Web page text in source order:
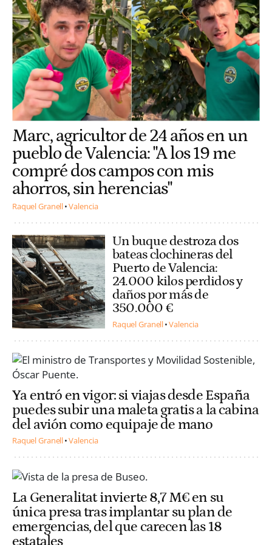
Marc, agricultor de 24 años en un
pueblo de Valencia: "A los 19 me
compré dos campos con mis
ahorros, sin herencias"
Raquel Granell Valencia
Un buque destroza dos
bateas clochineras del
Puerto de Valencia:
24.000 kilos perdidos y
daños por más de
350.000 €
Raquel Granell Valencia
Ya entró en vigor: si viajas desde España
puedes subir una maleta gratis a la cabina
del avión como equipaje de mano
Raquel Granell Valencia
La Generalitat invierte 8,7 M€ en su
única presa tras implantar su plan de
emergencias, del que carecen las 18
estatales